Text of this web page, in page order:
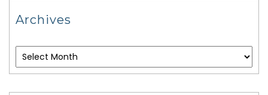
Archives